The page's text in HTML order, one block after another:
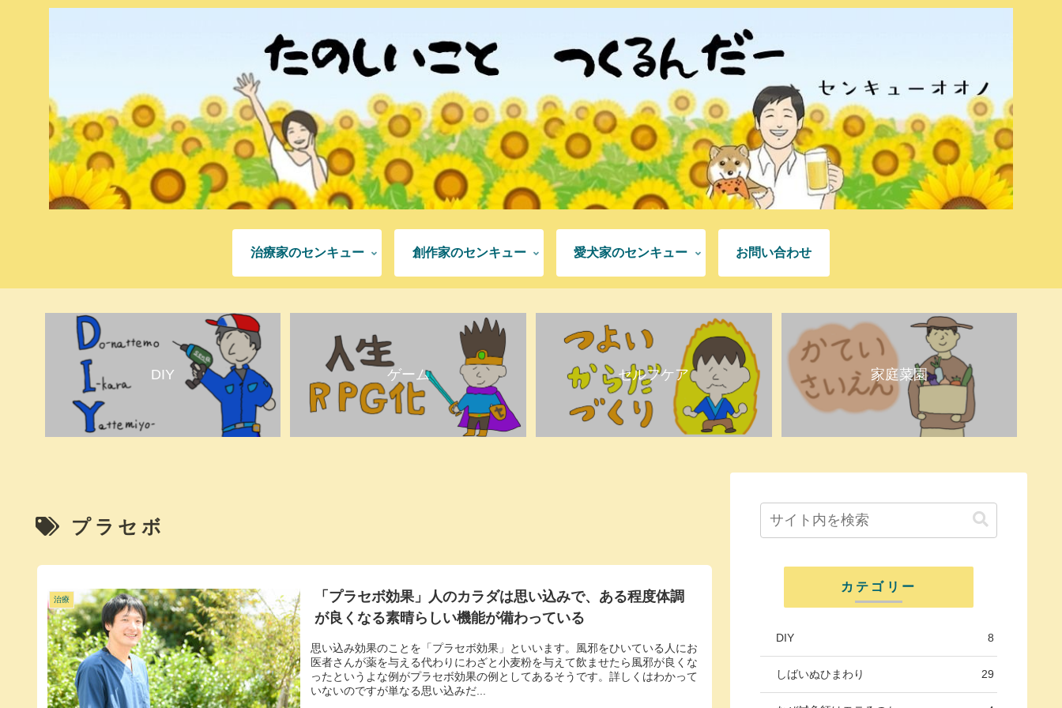
治療家のセンキュー 創作家のセンキュー 愛犬家のセンキュー お問い合わせ
DIY ゲーム セルフケア 家庭菜園
プラセボ
治療
「プラセボ効果」人のカラダは思い込みで、ある程度体調
が良くなる素晴らしい機能が備わっている
思い込み効果のことを「プラセボ効果」といいます。風邪をひいている人にお
医者さんが薬を与える代わりにわざと小麦粉を与えて飲ませたら風邪が良くな
ったというよな例がプラセボ効果の例としてあるそうです。詳しくはわかって
いないのですが単なる思い込みだ...
カテゴリー
DIY 8
しばいぬひまわり 29